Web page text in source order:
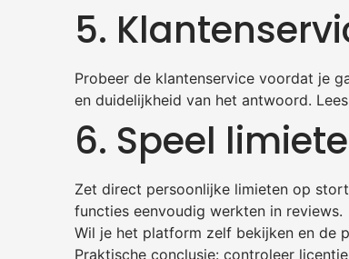
5.
Probeer de klantenservice voordat je
en duidelijkheid van het antwoord.
6. Speel
Zet direct persoonlijke limieten op
functies eenvoudig werkten in reviews.
Wil je het platform zelf bekijken en de
Praktische conclusie: controleer